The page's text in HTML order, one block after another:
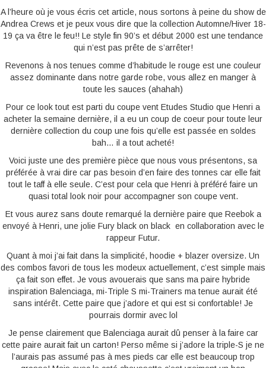
A l’heure où je vous écris cet article, nous sortons à peine du show de
Andrea Crews et je peux vous dire que la collection Automne/Hiver 18-
19 ça va être le feu!! Le style fin 90’s et début 2000 est une tendance
qui n’est pas prête de s’arrêter!
Revenons à nos tenues comme d’habitude le rouge est une couleur
assez dominante dans notre garde robe, vous allez en manger à
toute les sauces (ahahah)
Pour ce look tout est parti du coupe vent Etudes Studio que Henri a
acheter la semaine dernière, il a eu un coup de coeur pour toute leur
dernière collection du coup une fois qu’elle est passée en soldes
bah… il a tout acheté!
Voici juste une des première pièce que nous vous présentons, sa
préférée à vrai dire car pas besoin d’en faire des tonnes car elle fait
tout le taff à elle seule. C’est pour cela que Henri à préféré faire un
quasi total look noir pour accompagner son coupe vent.
Et vous aurez sans doute remarqué la dernière paire que Reebok a
envoyé à Henri, une jolie Fury black on black en collaboration avec le
rappeur Futur.
Quant à moi j’ai fait dans la simplicité, hoodie + blazer oversize. Un
des combos favori de tous les modeux actuellement, c’est simple mais
ça fait son effet. Je vous avouerais que sans ma paire hybride
inspiration Balenciaga, mi-Triple S mi-Trainers ma tenue aurait été
sans intérêt. Cette paire que j’adore et qui est si confortable! Je
pourrais dormir avec lol
Je pense clairement que Balenciaga aurait dû penser à la faire car
cette paire aurait fait un carton! Perso même si j’adore la triple-S je ne
l’aurais pas assumé pas à mes pieds car elle est beaucoup trop